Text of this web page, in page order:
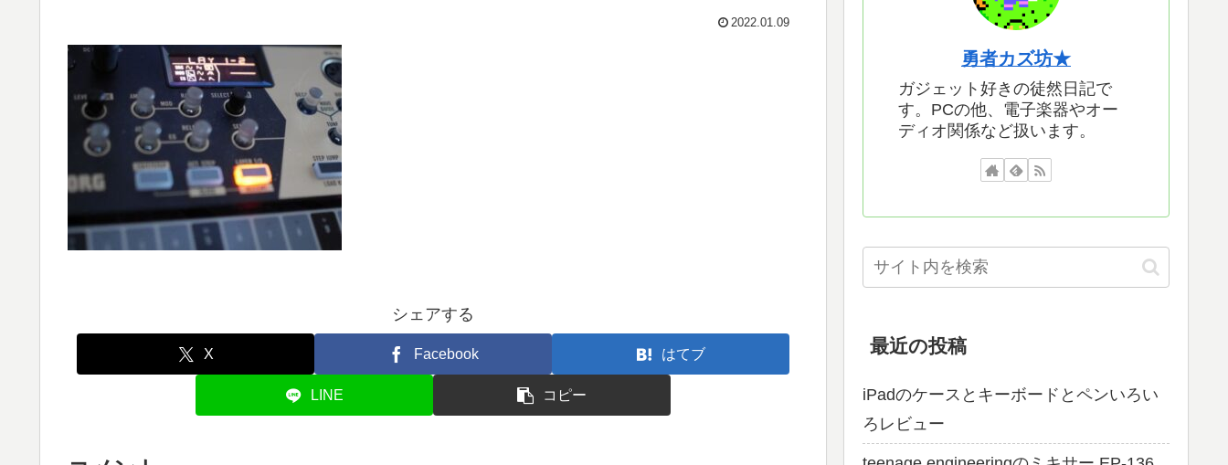
2022.01.09
シェアする
X Facebook はてブ
LINE コピー
勇者カズ坊★
ガジェット好きの徒然日記で
す。PCの他、電子楽器やオー
ディオ関係など扱います。
最近の投稿
iPadのケースとキーボードとペンいろい
ろレビュー